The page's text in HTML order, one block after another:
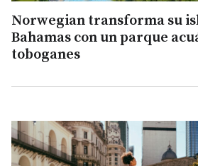
Norwegian transforma su
Bahamas con un parque
toboganes